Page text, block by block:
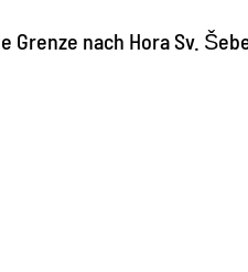
nach Hora Sv.